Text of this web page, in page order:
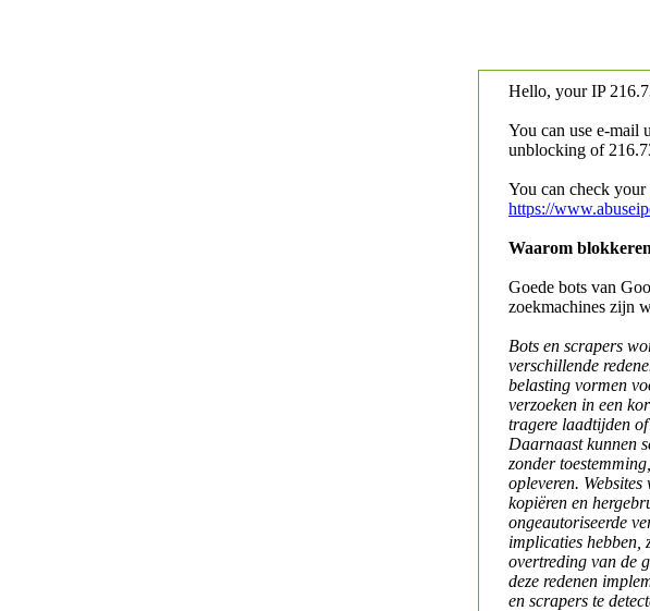
Hello, your IP
You can use e-mail
unblocking of
You can check your
https://
Waarom
Goede bots van
zoekmachines zijn
Bots en scrapers
verschillende
belasting vormen
verzoeken in een
tragere laadtijden
Daarnaast kunnen
zonder
opleveren.
kopiëren en
ongeautoriseerde
implicaties hebben,
overtreding van de
deze redenen
en scrapers te